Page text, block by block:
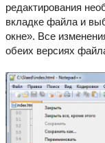
редактирования
вкладке файла и
окне». Все
обеих версиях